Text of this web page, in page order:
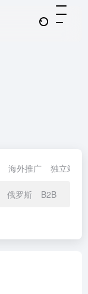
海外推广 独立站
俄罗斯 B2B